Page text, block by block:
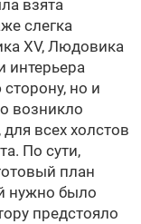
взята
слегка
XV, Людовика
интерьера
но и
возникло
всех холстов
По сути,
план
нужно было
предстояло